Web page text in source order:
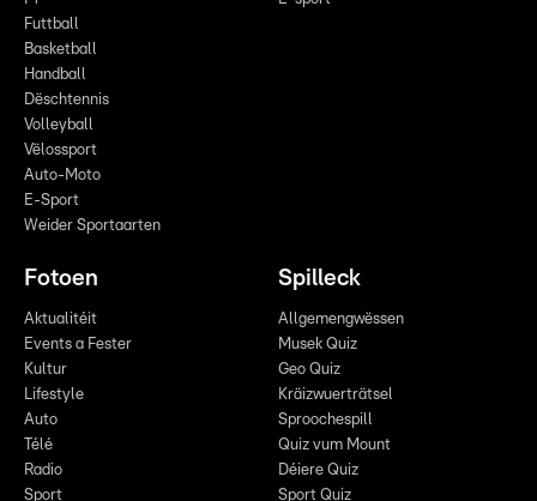
Futtball
Basketball
Handball
Dëschtennis
Volleyball
Vëlossport
Auto-Moto
E-Sport
Weider Sportaarten
Fotoen
Aktualitéit
Events a Fester
Kultur
Lifestyle
Auto
Télé
Radio
Sport
Spilleck
Allgemengwëssen
Musek Quiz
Geo Quiz
Kräizwuerträtsel
Sproochespill
Quiz vum Mount
Déiere Quiz
Sport Quiz